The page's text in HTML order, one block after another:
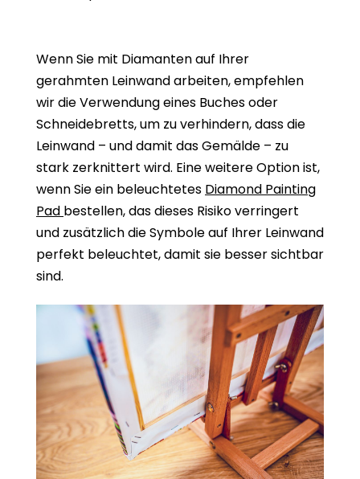
Wenn Sie mit Diamanten auf Ihrer
gerahmten Leinwand arbeiten, empfehlen
wir die Verwendung eines Buches oder
Schneidebretts, um zu verhindern, dass die
Leinwand – und damit das Gemälde – zu
stark zerknittert wird. Eine weitere Option ist,
wenn Sie ein beleuchtetes Diamond Painting
Pad bestellen, das dieses Risiko verringert
und zusätzlich die Symbole auf Ihrer Leinwand
perfekt beleuchtet, damit sie besser sichtbar
sind.